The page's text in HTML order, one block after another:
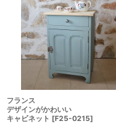
フランス
デザインがかわいい
キャビネット [F25-0215]